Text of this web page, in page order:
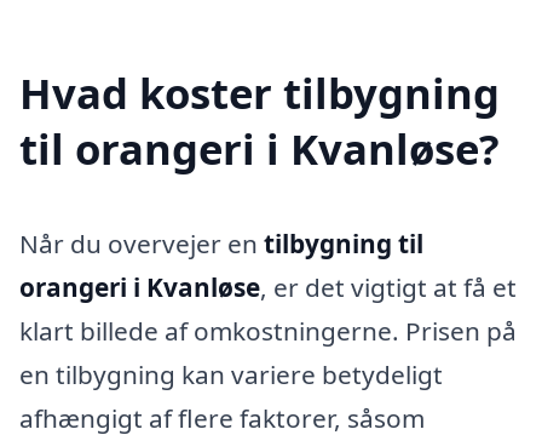
Hvad koster tilbygning
til orangeri i Kvanløse?
Når du overvejer en tilbygning til
orangeri i Kvanløse, er det vigtigt at få et
klart billede af omkostningerne. Prisen på
en tilbygning kan variere betydeligt
afhængigt af flere faktorer, såsom